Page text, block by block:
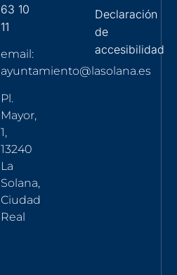
63 10
11
email:
ayuntamiento@lasolana.es
Pl.
Mayor,
1,
13240
La
Solana,
Ciudad
Real
Declaración
de
accesibilidad